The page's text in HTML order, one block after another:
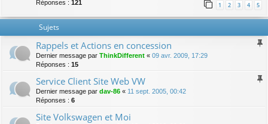
Réponses : 121 1 2 3 4 5
Sujets
Rappels et Actions en concession
Dernier message par ThinkDifferent « 09 avr. 2009, 17:29
Réponses : 15
Service Client Site Web VW
Dernier message par dav-86 « 11 sept. 2005, 00:42
Réponses : 6
Site Volkswagen et Moi